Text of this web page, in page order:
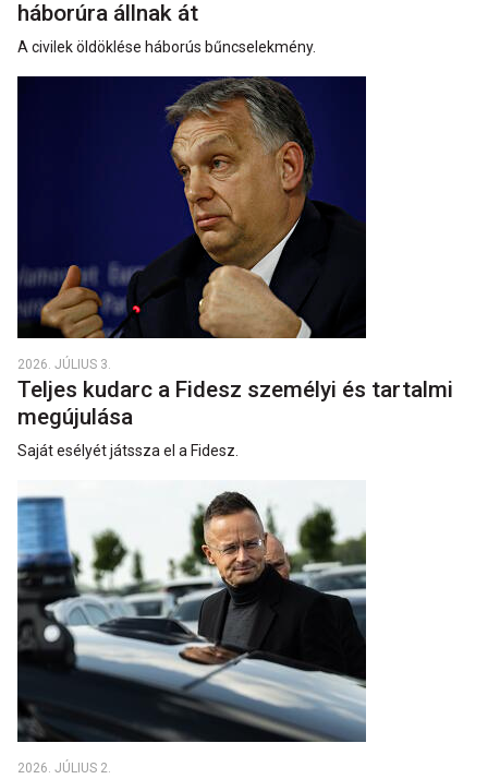
háborúra állnak át
A civilek öldöklése háborús bűncselekmény.
2026. JÚLIUS 3.
Teljes kudarc a Fidesz személyi és tartalmi
megújulása
Saját esélyét játssza el a Fidesz.
2026. JÚLIUS 2.